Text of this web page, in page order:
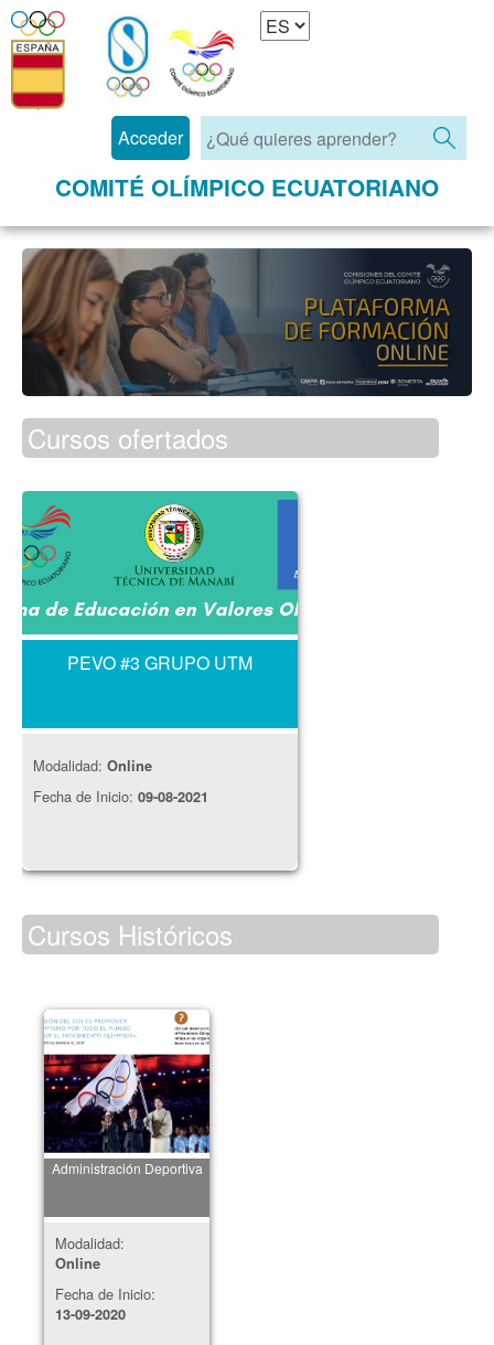
Acceder
COMITÉ OLÍMPICO ECUATORIANO
Cursos ofertados
PEVO #3 GRUPO UTM
Modalidad: Online
Fecha de Inicio: 09-08-2021
Cursos Históricos
Administración Deportiva
Modalidad:
Online
Fecha de Inicio:
13-09-2020